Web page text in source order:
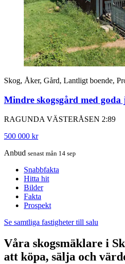
Skog, Åker, Gård, Lantligt boende,
Mindre skogsgård med
RAGUNDA VÄSTERÅSEN 2:89
500 000 kr
Anbud senast mån 14 sep
Snabbfakta
Hitta hit
Bilder
Fakta
Prospekt
Se samtliga fastigheter till salu
Våra skogsmäklare i
att köpa, sälja och